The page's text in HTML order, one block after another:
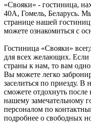
«Свояки» - гостиница,
40А, Гомель, Беларусь.
странице нашей
можете ознакомиться с
Гостиница «Свояки»
для всех желающих. Если
страны к нам, то вам
Вы можете легко
заселиться по приезду.
сможете отдохнуть
нашему замечательному
персоналом по
подробнее о свободных